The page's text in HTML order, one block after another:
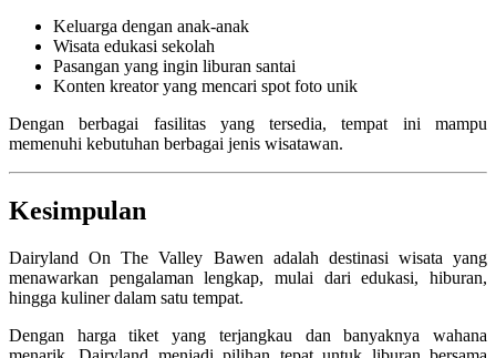
Keluarga dengan anak-anak
Wisata edukasi sekolah
Pasangan yang ingin liburan santai
Konten kreator yang mencari spot foto unik
Dengan berbagai fasilitas yang tersedia, tempat ini mampu
memenuhi kebutuhan berbagai jenis wisatawan.
Kesimpulan
Dairyland On The Valley Bawen adalah destinasi wisata yang
menawarkan pengalaman lengkap, mulai dari edukasi, hiburan,
hingga kuliner dalam satu tempat.
Dengan harga tiket yang terjangkau dan banyaknya wahana